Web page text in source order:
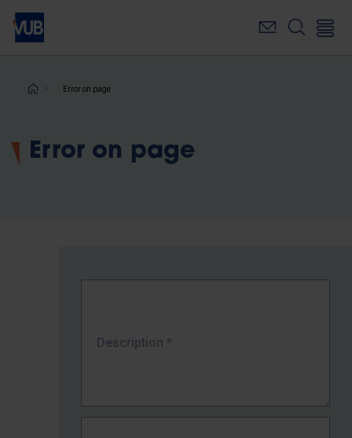
Skip
main
Breadcrumb
Error on page
Error on page
Description *